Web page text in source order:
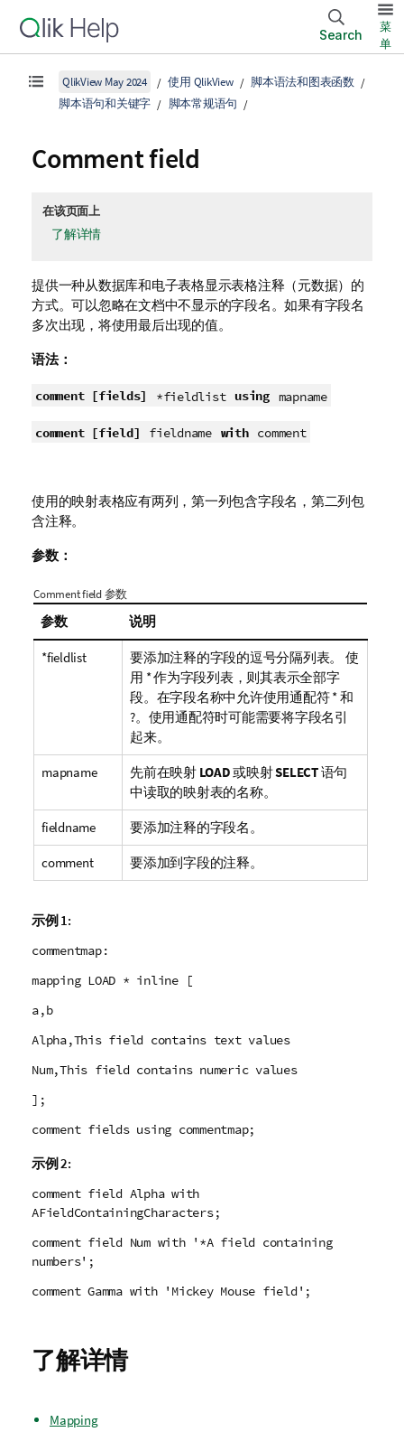
Search
菜
单
QlikView May 2024 使用 QlikView
脚本语法和图表函数
脚本语句和关键字
脚本常规语句
Comment field
在该页面上
了解详情
提供一种从数据库和电子表格显示表格注释（元数据）的
方式。可以忽略在文档中不显示的字段名。如果有字段名
多次出现，将使用最后出现的值。
语法：
comment [fields] *fieldlist using mapname
comment [field] fieldname with comment
使用的映射表格应有两列，第一列包含字段名，第二列包
含注释。
参数：
Comment field 参数
参数 说明
*fieldlist
要添加注释的字段的逗号分隔列表。 使
用 *作为字段列表，则其表示全部字
段。在字段名称中允许使用通配符*和
?。使用通配符时可能需要将字段名引
起来。
mapname 先前在映射 LOAD或映射SELECT语句
中读取的映射表的名称。
fieldname 要添加注释的字段名。
comment 要添加到字段的注释。
示例 1:
commentmap:
mapping LOAD * inline [
a,b
Alpha,This field contains text values
Num,This field contains numeric values
];
comment fields using commentmap;
示例 2:
comment field Alpha with
AFieldContainingCharacters;
comment field Num with '*A field containing
numbers';
comment Gamma with 'Mickey Mouse field';
了解详情
Mapping